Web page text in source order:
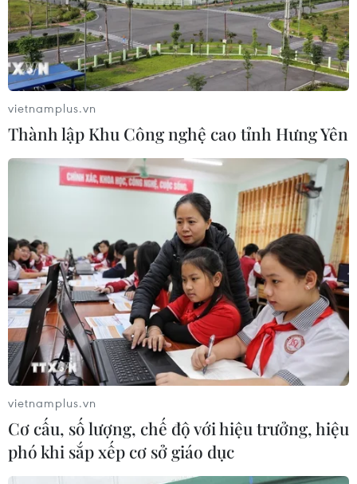
vietnamplus.vn
Thành lập Khu Công nghệ cao tỉnh Hưng Yên
vietnamplus.vn
Cơ cấu, số lượng, chế độ với hiệu trưởng, hiệu
phó khi sắp xếp cơ sở giáo dục